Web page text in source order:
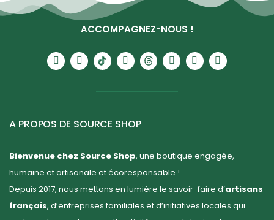
ACCOMPAGNEZ-NOUS !
A PROPOS DE SOURCE SHOP
Bienvenue chez Source Shop, une boutique engagée,
humaine et artisanale et écoresponsable !
Depuis 2017, nous mettons en lumière le savoir-faire d’artisans
français, d’entreprises familiales et d’initiatives locales qui